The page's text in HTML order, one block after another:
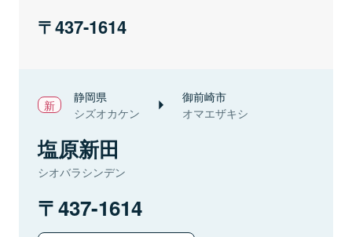
437-1614
静岡県
シズオカケン
御前崎市
オマエザキシ
塩原新田
シオバラシンデン
437-1614